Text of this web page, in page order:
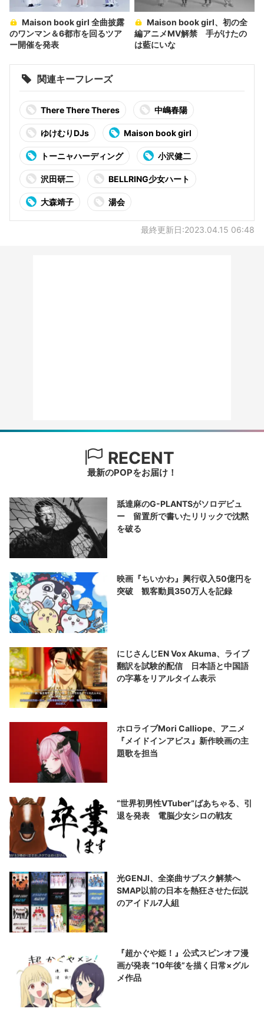
のワンマン＆6都市を回るツア
ー開催を発表
編アニメMV解禁 手がけたの
は藍にいな
関連キーフレーズ
There There Theres 中嶋春陽
ゆけむりDJs Maison book girl
トーニャハーディング 小沢健二
沢田研二 BELLRING少女ハート
大森靖子 湯会
最終更新日:2023.04.15 06:48
RECENT
最新のPOPをお届け！
舐達麻のG-PLANTSがソロデビュ
ー 留置所で書いたリリックで沈黙
を破る
映画『ちいかわ』興行収入50億円を
突破 観客動員350万人を記録
にじさんじEN Vox Akuma、ライブ
翻訳を試験的配信 日本語と中国語
の字幕をリアルタイム表示
ホロライブMori Calliope、アニメ
『メイドインアビス』新作映画の主
題歌を担当
“世界初男性VTuber”ばあちゃる、引
退を発表 電脳少女シロの戦友
光GENJI、全楽曲サブスク解禁へ
SMAP以前の日本を熱狂させた伝説
のアイドル7人組
『超かぐや姫！』公式スピンオフ漫
画が発表 “10年後”を描く日常×グル
メ作品